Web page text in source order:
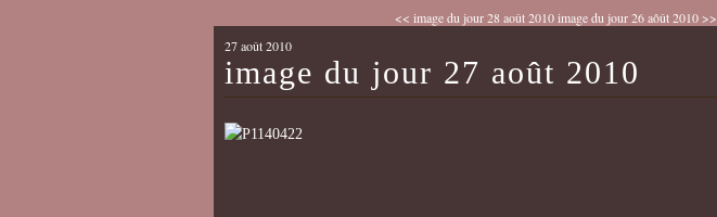
<< image du jour 28 août 2010 image du jour 26 aôût 2010 >>
27 août 2010
image du jour 27 août 2010